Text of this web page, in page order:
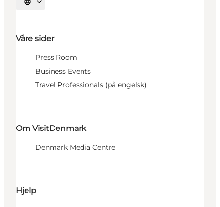
Velg språk
Våre sider
Press Room
Business Events
Travel Professionals (på engelsk)
Om VisitDenmark
Denmark Media Centre
Hjelp